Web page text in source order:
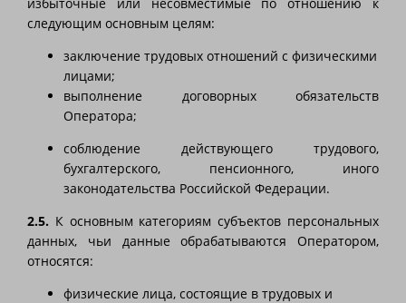
следующим основным целям:
заключение трудовых отношений с физическими
лицами;
выполнение договорных обязательств
Оператора;
соблюдение действующего трудового,
бухгалтерского, пенсионного, иного
законодательства Российской Федерации.
2.5. К основным категориям субъектов персональных
данных, чьи данные обрабатываются Оператором,
относятся:
физические лица, состоящие в трудовых и